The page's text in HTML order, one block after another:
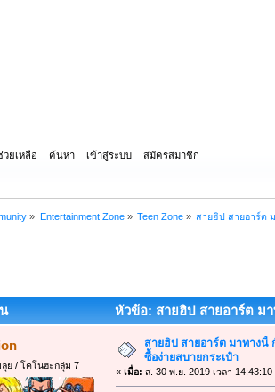
วยเหลือ ค้นหา เข้าสู่ระบบ สมัครสมาชิก
» Entertainment Zone» Teen Zone» สายฮิป สายอาร์ต
หัวข้อ: สายฮิป สายอาร์ต ม
ย / โคโนฮะกลุ่ม 7
สายฮิป สายอาร์ต มาทาง
ซื้อง่ายสบายกระเป๋า
« เมื่อ: ส. 30 พ.ย. 2019 เวลา 14:43:10